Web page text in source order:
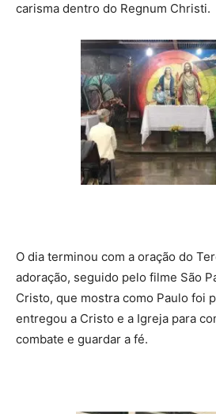
carisma dentro do Regnum Christi.
O dia terminou com a oração do
adoração, seguido pelo filme São
Cristo, que mostra como Paulo foi
entregou a Cristo e a Igreja para
combate e guardar a fé.